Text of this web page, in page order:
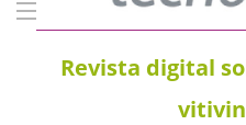
Revista digital